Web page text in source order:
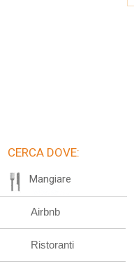
CERCA DOVE:
Mangiare
Airbnb
Ristoranti